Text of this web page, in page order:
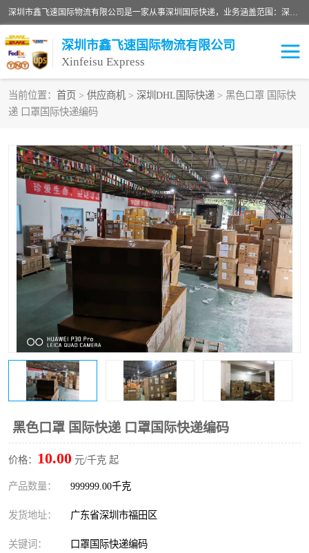
深圳市鑫飞速国际物流有限公司是一家从事深圳国际快递，业务涵盖范围：深圳DHL国际快递、深圳国际快递公司、深圳国际物流公司、深圳国际快递、深圳DHL国际快递电话可拨打全国服务热线：15019287411。欢迎各位亲来人来电到我司洽谈合作。
深圳市鑫飞速国际物流有限公司
Xinfeisu Express
当前位置： 首页 > 供应商机 > 深圳DHL国际快递 > 黑色口罩 国际快
递 口罩国际快递编码
黑色口罩 国际快递 口罩国际快递编码
价格： 10.00 元/千克 起
产品数量： 999999.00千克
发货地址： 广东省深圳市福田区
关键词： 口罩国际快递编码
联邦快递
俄罗斯快递 巴西快递
深圳DHL国际快递 伊朗快递
UPS国际快递 深圳国际快递公司
深圳国际物流公司 深圳国际快递电话
DHL国际快递电话 深圳国际快递
新能源电池出口物流